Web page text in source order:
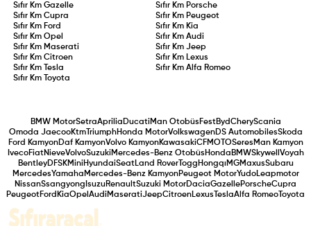
Sıfır KmGazelle Sıfır Km Porsche
Sıfır KmCupra Sıfır Km Peugeot
Sıfır Km Ford Sıfır Km Kia
Sıfır KmOpel Sıfır Km Audi
Sıfır Km Maserati Sıfır Km Jeep
Sıfır KmCitroen Sıfır Km Lexus
Sıfır Km
Tesla Sıfır Km Alfa Romeo
Sıfır Km
Toyota
BMW MotorSetraAprilia Ducati Man Otobüs FestBydCheryScania
Omoda JaecooKtmTriumphHonda MotorVolkswagenDS AutomobilesSkoda
Ford KamyonDaf KamyonVolvo KamyonKawasakiCFMOTOSeres Man Kamyon
IvecoFiatNieveVolvoSuzuki Mercedes-Benz Otobüs Honda BMWSkywell Voyah
BentleyDFSKMini HyundaiSeatLand RoverTogg Hongqı MGMaxusSubaru
MercedesYamaha Mercedes-Benz KamyonPeugeot MotorYudoLeapmotor
NissanSsangyong IsuzuRenaultSuzuki MotorDaciaGazellePorscheCupra
PeugeotFord KiaOpel Audi MaseratiJeepCitroenLexus TeslaAlfa Romeo Toyota